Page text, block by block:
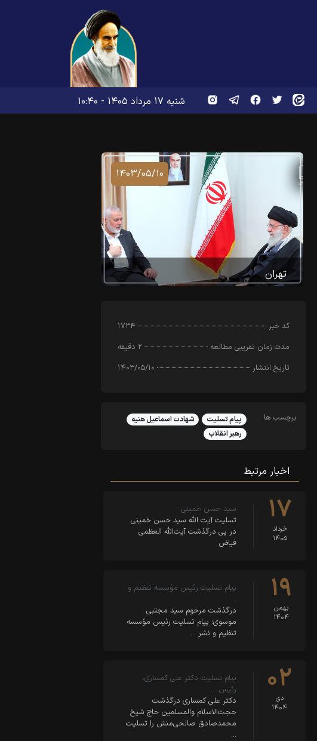
شنبه ۱۷ مرداد ۱۴۰۵ - ۱۰:۴۰
۱۴۰۳/۰۵/۱۰
تهران
کد خبر
۱۷۳۴
مدت زمان تقریبی مطالعه
۲ دقیقه
تاریخ انتشار
۱۴۰۳/۰۵/۱۰
برچسب ها پیام تسلیت
شهادت اسماعیل هنیه
رهبر انقلاب
اخبار مرتبط
۱۷
خرداد
۱۴۰۵
سید حسن خمینی:
تسلیت آیت الله سید حسن خمینی
در پی درگذشت آیت‌الله العظمی
فیاض
۱۹
بهمن
۱۴۰۴
پیام تسلیت رئیس مؤسسه تنظیم و
…
درگذشت مرحوم سید مجتبی
موسوی؛ پیام تسلیت رئیس مؤسسه
تنظیم و نشر …
۰۲
دی
۱۴۰۴
پیام تسلیت دکتر علی کمساری،
رئیس …
دکتر علی کمساری درگذشت
حجت‌الاسلام والمسلمین حاج شیخ
محمدصادق صالحی‌منش را تسلیت
…